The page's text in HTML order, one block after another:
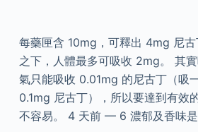
每藥匣含 10mg，可釋出 4mg 尼
之下，人體最多可吸收 2mg。 其
氣只能吸收 0.01mg 的尼古丁（吸
0.1mg 尼古丁），所以要達到有效
不容易。 4 天前 — 6 濃郁及香味是